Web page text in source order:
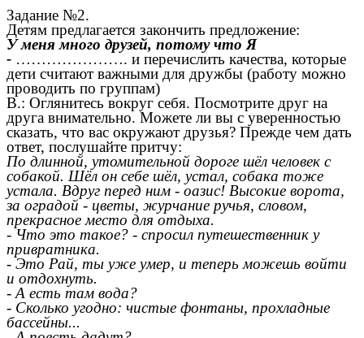
Задание №2.
Детям предлагается закончить предложение:
У меня много друзей, потому что Я
- …………………. и перечислить качества, которые
дети считают важными для дружбы (работу можно
проводить по группам)
В.: Оглянитесь вокруг себя. Посмотрите друг на
друга внимательно. Можете ли вы с уверенностью
сказать, что вас окружают друзья? Прежде чем дать
ответ, послушайте притчу:
По длинной, утомительной дороге шёл человек с
собакой. Шёл он себе шёл, устал, собака тоже
устала. Вдруг перед ним - оазис! Высокие ворота,
за оградой - цветы, журчание ручья, словом,
прекрасное место для отдыха.
- Что это такое? - спросил путешественник у
привратника.
- Это Рай, ты уже умер, и теперь можешь войти
и отдохнуть.
- А есть там вода?
- Сколько угодно: чистые фонтаны, прохладные
бассейны...